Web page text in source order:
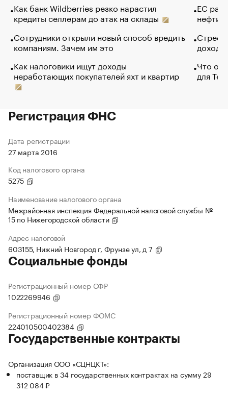
Как банк Wildberries резко нарастил
кредиты селлерам до атак на склады
Сотрудники открыли новый способ вредить
компаниям. Зачем им это
Как налоговики ищут доходы
неработающих покупателей яхт и квартир
ЕС
нефти
Что
для
Регистрация ФНС
Дата регистрации
27 марта 2016
Код налогового органа
5275
Наименование налогового органа
Межрайонная инспекция Федеральной налоговой службы №
15 по Нижегородской области
Адрес налоговой
603155, Нижний Новгород г, Фрунзе ул, д 7
Социальные фонды
Регистрационный номер СФР
1022269946
Регистрационный номер ФОМС
224010500402384
Государственные контракты
Организация ООО «СЦНЦКТ»:
поставщик в 34 государственных контрактах на сумму 29
312 084 ₽